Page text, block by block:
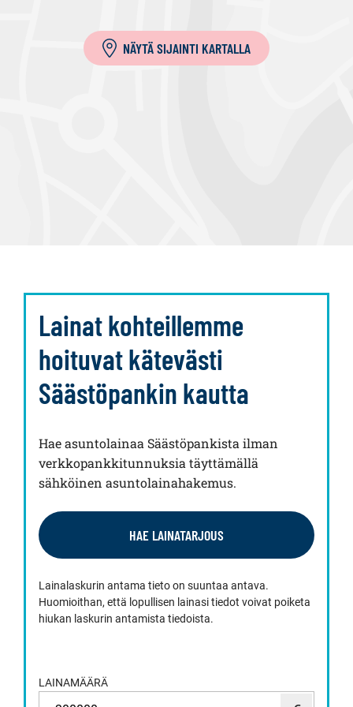
NÄYTÄ SIJAINTI KARTALLA
Lainat kohteillemme
hoituvat kätevästi
Säästöpankin kautta
Hae asuntolainaa Säästöpankista ilman
verkkopankkitunnuksia täyttämällä
sähköinen asuntolainahakemus.
HAE LAINATARJOUS
Lainalaskurin antama tieto on suuntaa antava.
Huomioithan, että lopullisen lainasi tiedot voivat poiketa
hiukan laskurin antamista tiedoista.
LAINAMÄÄRÄ